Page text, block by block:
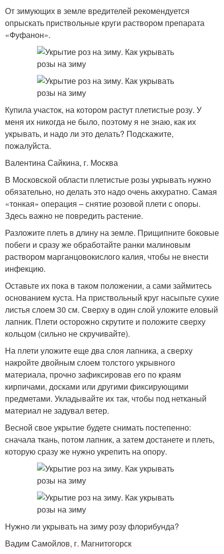
От зимующих в земле вредителей рекомендуется
опрыскать приствольные круги раствором препарата
«Фуфанон».
Купила участок, на котором растут плетистые розу. У
меня их никогда не было, поэтому я не знаю, как их
укрывать, и надо ли это делать? Подскажите,
пожалуйста.
Валентина Сайкина, г. Москва
В Московской области плетистые розы укрывать нужно
обязательно, но делать это надо очень аккуратно. Самая
«тонкая» операция – снятие розовой плети с опоры.
Здесь важно не повредить растение.
Разложите плеть в длину на земле. Прищипните боковые
побеги и сразу же обработайте ранки малиновым
раствором марганцовокислого калия, чтобы не внести
инфекцию.
Оставьте их пока в таком положении, а сами займитесь
основанием куста. На приствольный круг насыпьте сухие
листья слоем 30 см. Сверху в один слой уложите еловый
лапник. Плети осторожно скрутите и положите сверху
кольцом (сильно не скручивайте).
На плети уложите еще два слоя лапника, а сверху
накройте двойным слоем толстого укрывного
материала, прочно зафиксировав его по краям
кирпичами, досками или другими фиксирующими
предметами. Укладывайте их так, чтобы под нетканый
материал не задувал ветер.
Весной свое укрытие будете снимать постепенно:
сначала ткань, потом лапник, а затем достанете и плеть,
которую сразу же нужно укрепить на опору.
Нужно ли укрывать на зиму розу флорибунда?
Вадим Самойлов, г. Магнитогорск